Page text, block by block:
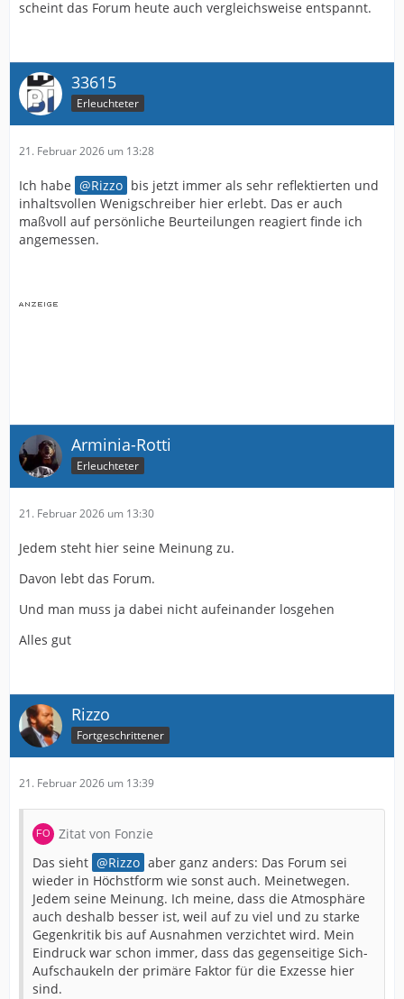
scheint das Forum heute auch vergleichsweise entspannt.
33615
Erleuchteter
21. Februar 2026 um 13:28
Ich habe Rizzo bis jetzt immer als sehr reflektierten und
inhaltsvollen Wenigschreiber hier erlebt. Das er auch
maßvoll auf persönliche Beurteilungen reagiert finde ich
angemessen.
Arminia-Rotti
Erleuchteter
21. Februar 2026 um 13:30
Jedem steht hier seine Meinung zu.
Davon lebt das Forum.
Und man muss ja dabei nicht aufeinander losgehen
Alles gut
Rizzo
Fortgeschrittener
21. Februar 2026 um 13:39
Zitat von Fonzie
Das sieht
Rizzo aber ganz anders: Das Forum sei
wieder in Höchstform wie sonst auch. Meinetwegen.
Jedem seine Meinung. Ich meine, dass die Atmosphäre
auch deshalb besser ist, weil auf zu viel und zu starke
Gegenkritik bis auf Ausnahmen verzichtet wird. Mein
Eindruck war schon immer, dass das gegenseitige Sich-
Aufschaukeln der primäre Faktor für die Exzesse hier
sind.